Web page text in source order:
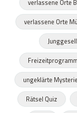
verlassene Orte
verlassene Orte
ungeklärte
Rätsel Quiz